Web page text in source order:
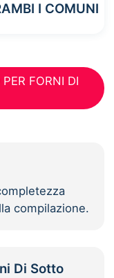
I COMUNI
FORNI DI
compilazione.
Di Sotto